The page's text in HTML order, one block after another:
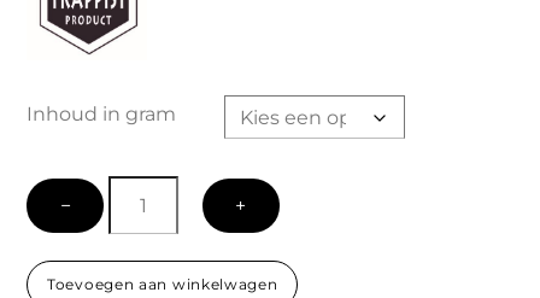
Inhoud in gram
−
Rabarber-
Sinaasappel
aantal
+
Toevoegen aan winkelwagen